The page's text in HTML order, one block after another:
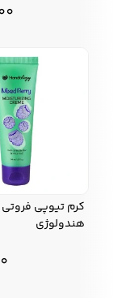
کرم تیوپی
هندولوژی